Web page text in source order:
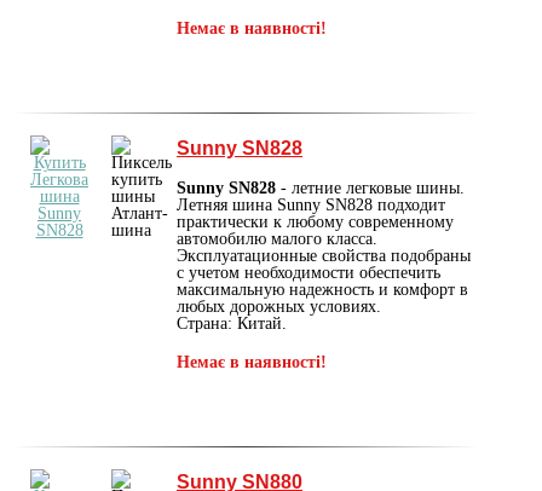
Немає в наявності!
Sunny SN828
Sunny SN828 - летние легковые шины.
Летняя шина Sunny SN828 подходит
практически к любому современному
автомобилю малого класса.
Эксплуатационные свойства подобраны
с учетом необходимости обеспечить
максимальную надежность и комфорт в
любых дорожных условиях.
Страна: Китай.
Немає в наявності!
Sunny SN880